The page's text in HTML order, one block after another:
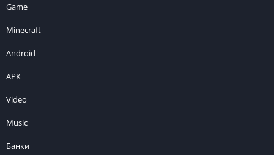
Game
Minecraft
Android
APK
Video
Music
Банки